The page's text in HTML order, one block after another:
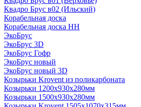
Квадро Брус в02 (Ильский)
Корабельная доска
Корабельная доска НН
ЭкоБрус
ЭкоБрус 3D
ЭкоБрус Гофр
ЭкоБрус новый
ЭкоБрус новый 3D
Козырьки Krovent из поликарбоната
Козырьки 1200х930х280мм
Козырьки 1500х930х280мм